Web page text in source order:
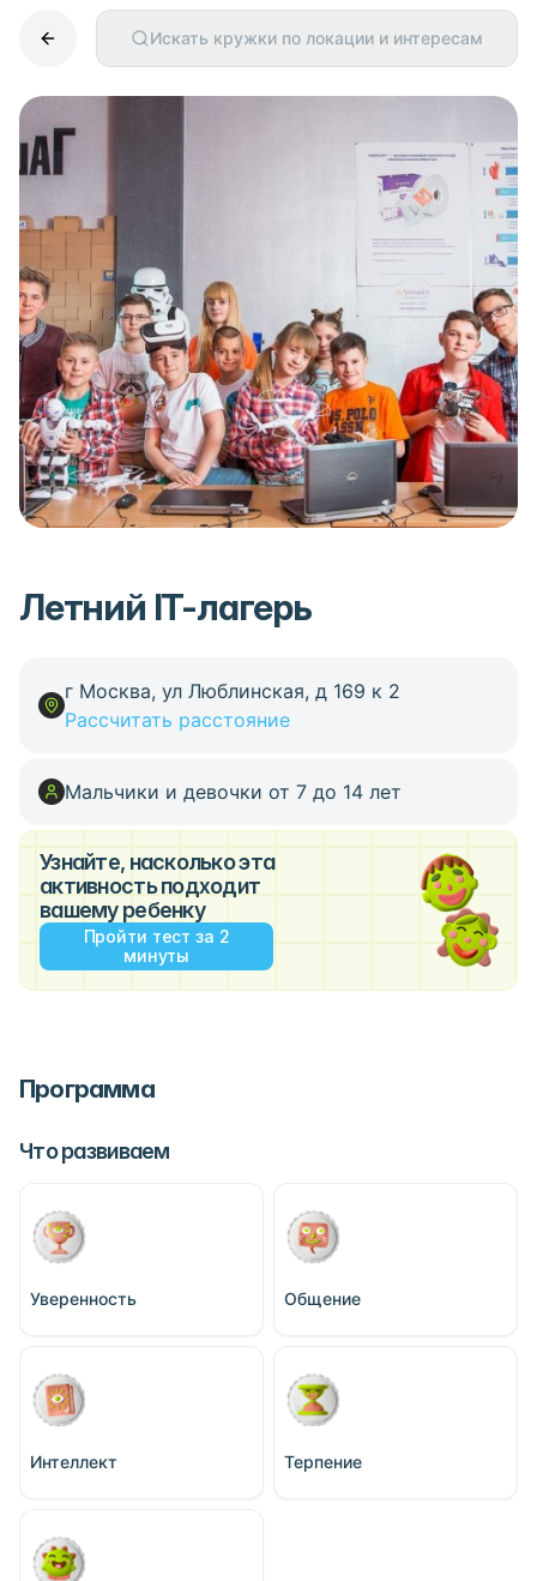
Искать кружки по локации и интересам
Летний IT-лагерь
г Москва, ул Люблинская, д 169 к 2
Рассчитать расстояние
Мальчики и девочки от 7 до 14 лет
Узнайте, насколько эта
активность подходит
вашему ребенку
Пройти тест за 2
минуты
Программа
Что развиваем
Уверенность Общение
Интеллект Терпение